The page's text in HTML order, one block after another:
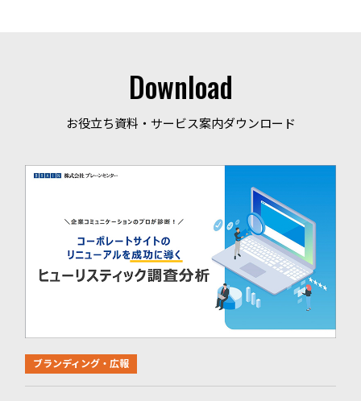
Download
お役立ち資料・サービス案内ダウンロード
ブランディング・広報